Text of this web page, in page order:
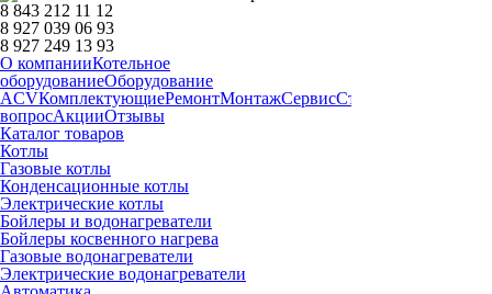
8 843 212 11 12
8 927 039 06 93
8 927 249 13 93
О компанииКотельное
оборудованиеОборудование
ACVКомплектующиеРемонтМонтажСервисСтатьи
вопросАкцииОтзывы
Каталог товаров
Котлы
Газовые котлы
Конденсационные котлы
Электрические котлы
Бойлеры и водонагреватели
Бойлеры косвенного нагрева
Газовые водонагреватели
Электрические водонагреватели